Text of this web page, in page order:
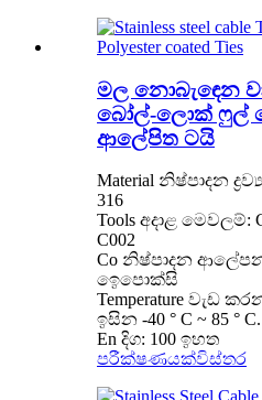
මල නොබැඳෙන
බෝල්-ලොක් ෆුල්
ආලේපිත ටයි
Material නිෂ්පාදන ද්‍රව්‍ය:
316
Tools අදාළ මෙවලම්:
C002
Co නිෂ්පාදන
ඉෙපොක්සි
Temperature වැඩ
ඉසින -40 ° C ~ 85 ° C.
En දිග: 100 ඉහත
පරීක්ෂණයක්විස්තර